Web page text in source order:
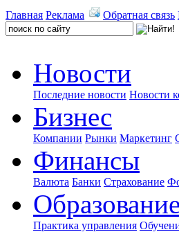
Главная Реклама Обратная связь
Новости
Последние новости Новости
Бизнес
Компании Рынки Маркетинг
Финансы
Валюта Банки Страхование
Практика управления